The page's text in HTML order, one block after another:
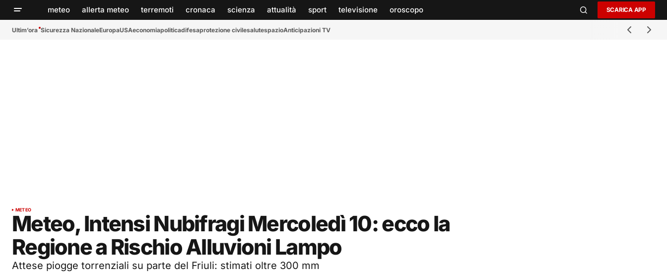
meteo allerta meteo terremoti cronaca scienza attualità sport televisione oroscopo SCARICA APP
Ultim’ora Sicurezza NazionaleEuropaUSAeconomiapoliticadifesaprotezione civilesalutespazioAnticipazioni TV
METEO
Meteo, Intensi Nubifragi Mercoledì 10: ecco la
Regione a Rischio Alluvioni Lampo
Attese piogge torrenziali su parte del Friuli: stimati oltre 300 mm